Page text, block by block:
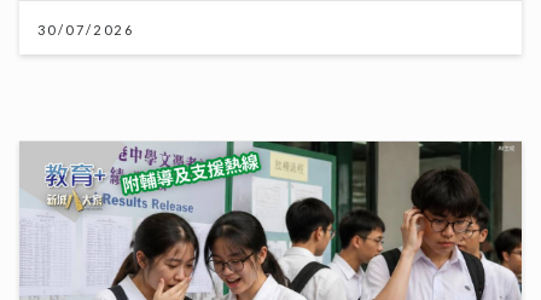
憑獨特歌聲完勝過百對手 華納新人Kacey大學畢業即出
道 師姐陳蕾大讚好有魔力